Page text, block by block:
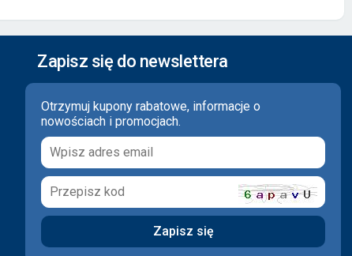
Zapisz się do newslettera
Otrzymuj kupony rabatowe, informacje o
nowościach i promocjach.